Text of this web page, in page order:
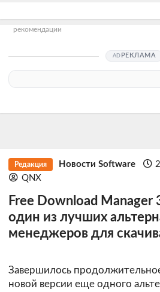
рекомендации
РЕКЛАМА
Редакция Новости Software
QNX
Free Download Manager
один из лучших
менеджеров для
Завершилось
новой версии еще одного